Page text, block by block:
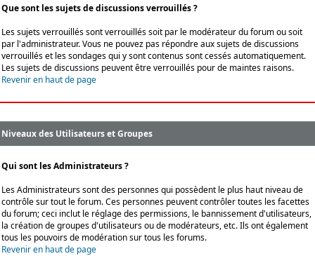
Que sont les sujets de discussions verrouillés ?
Les sujets verrouillés sont verrouillés soit par le modérateur du forum ou soit
par l'administrateur. Vous ne pouvez pas répondre aux sujets de discussions
verrouillés et les sondages qui y sont contenus sont cessés automatiquement.
Les sujets de discussions peuvent être verrouillés pour de maintes raisons.
Revenir en haut de page
Niveaux des Utilisateurs et Groupes
Qui sont les Administrateurs ?
Les Administrateurs sont des personnes qui possèdent le plus haut niveau de
contrôle sur tout le forum. Ces personnes peuvent contrôler toutes les facettes
du forum; ceci inclut le réglage des permissions, le bannissement d'utilisateurs,
la création de groupes d'utilisateurs ou de modérateurs, etc. Ils ont également
tous les pouvoirs de modération sur tous les forums.
Revenir en haut de page